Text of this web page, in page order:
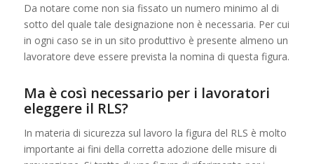
Da notare come non sia fissato un numero minimo al di
sotto del quale tale designazione non è necessaria. Per cui
in ogni caso se in un sito produttivo è presente almeno un
lavoratore deve essere prevista la nomina di questa figura.
Ma è così necessario per i lavoratori
eleggere il RLS?
In materia di sicurezza sul lavoro la figura del RLS è molto
importante ai fini della corretta adozione delle misure di